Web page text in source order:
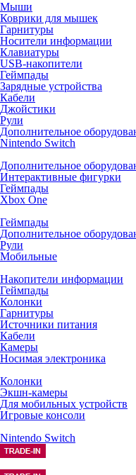
Мыши
Коврики для мышек
Гарнитуры
Носители информации
Клавиатуры
USB-накопители
Геймпады
Зарядные устройства
Кабели
Джойстики
Рули
Дополнительное
Nintendo Switch
Дополнительное
Интерактивные фигурки
Геймпады
Xbox One
Геймпады
Дополнительное
Рули
Мобильные
Накопители информации
Геймпады
Колонки
Гарнитуры
Источники питания
Кабели
Камеры
Носимая электроника
Колонки
Экшн-камеры
Для мобильных устройств
Игровые консоли
Nintendo Switch